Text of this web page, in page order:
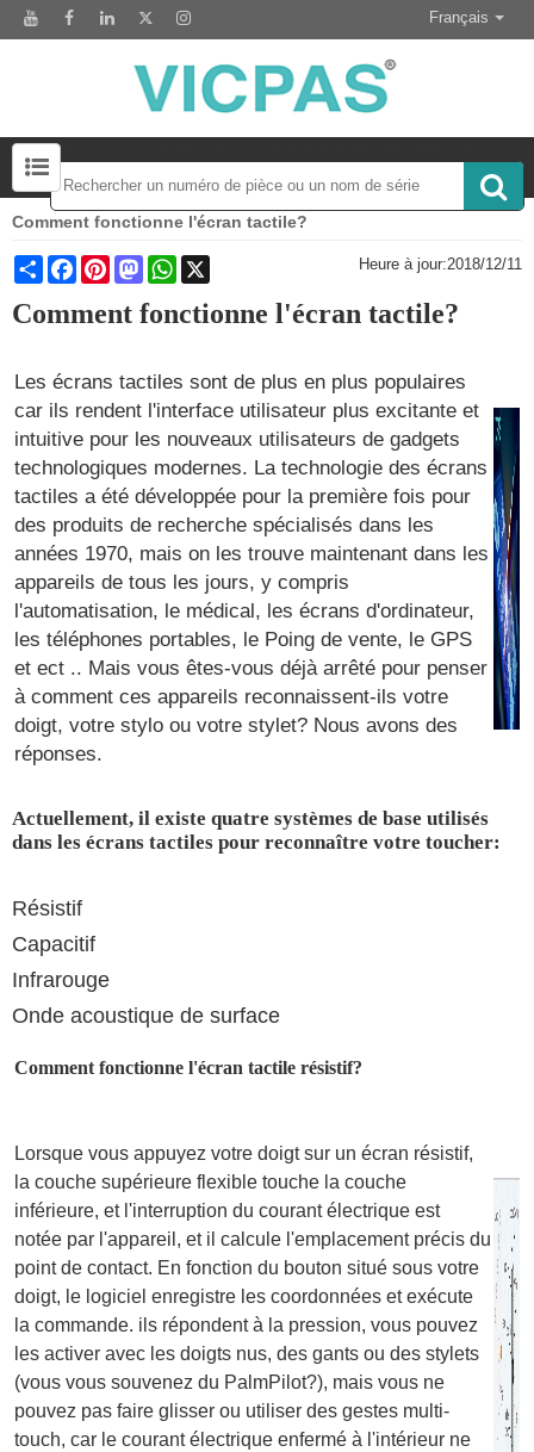
Français
Écrans tactiles-Claviers-Écrans et plus Rechercher 50000 Inventaire
Comment fonctionne l'écran tactile?
Share FacebookPinterestMastodonWhatsApp Heure à jour:2018/12/11
Comment fonctionne l'écran tactile?
Les écrans tactiles sont de plus en plus populaires
car ils rendent l'interface utilisateur plus excitante et
intuitive pour les nouveaux utilisateurs de gadgets
technologiques modernes. La technologie des écrans
tactiles a été développée pour la première fois pour
des produits de recherche spécialisés dans les
années 1970, mais on les trouve maintenant dans les
appareils de tous les jours, y compris
l'automatisation, le médical, les écrans d'ordinateur,
les téléphones portables, le Poing de vente, le GPS
et ect .. Mais vous êtes-vous déjà arrêté pour penser
à comment ces appareils reconnaissent-ils votre
doigt, votre stylo ou votre stylet? Nous avons des
réponses.
Actuellement, il existe quatre systèmes de base utilisés
dans les écrans tactiles pour reconnaître votre toucher:
Résistif
Capacitif
Infrarouge
Onde acoustique de surface
Comment fonctionne l'écran tactile résistif?
Lorsque vous appuyez votre doigt sur un écran résistif,
la couche supérieure flexible touche la couche
inférieure, et l'interruption du courant électrique est
notée par l'appareil, et il calcule l'emplacement précis du
point de contact. En fonction du bouton situé sous votre
doigt, le logiciel enregistre les coordonnées et exécute
la commande. ils répondent à la pression, vous pouvez
les activer avec les doigts nus, des gants ou des stylets
(vous vous souvenez du PalmPilot?), mais vous ne
pouvez pas faire glisser ou utiliser des gestes multi-
touch, car le courant électrique enfermé à l'intérieur ne